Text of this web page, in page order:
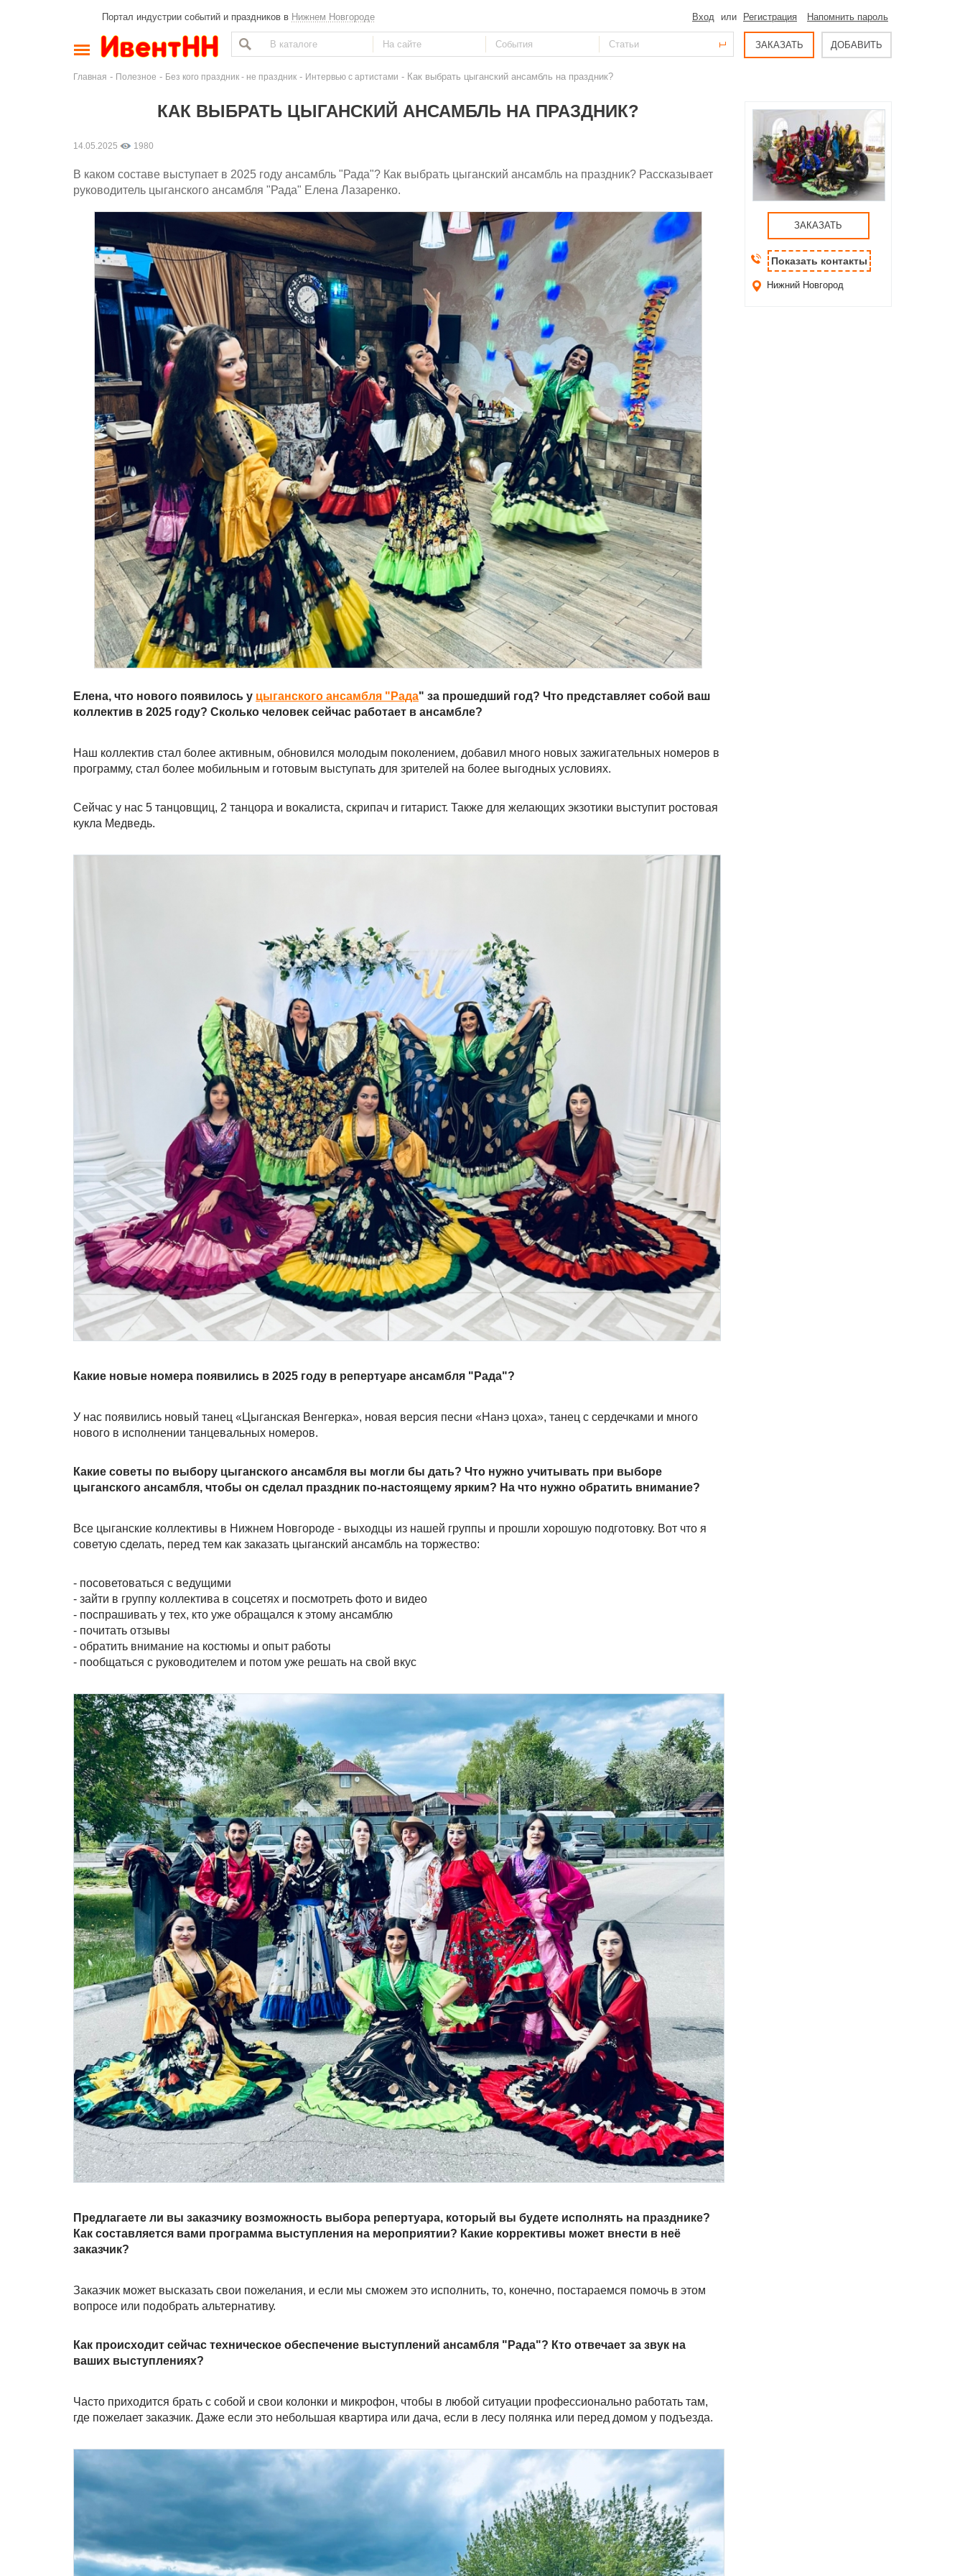
Портал индустрии событий и праздников в Нижнем Новгороде Вход или Регистрация Напомнить пароль
ЗАКАЗАТЬ ДОБАВИТЬ
Главная - Полезное - Без кого праздник - не праздник - Интервью с артистами - Как выбрать цыганский ансамбль на праздник?
КАК ВЫБРАТЬ ЦЫГАНСКИЙ АНСАМБЛЬ НА ПРАЗДНИК?
14.05.2025 1980
В каком составе выступает в 2025 году ансамбль "Рада"? Как выбрать цыганский ансамбль на праздник? Рассказывает
руководитель цыганского ансамбля "Рада" Елена Лазаренко.
Елена, что нового появилось у цыганского ансамбля "Рада" за прошедший год? Что представляет собой ваш
коллектив в 2025 году? Сколько человек сейчас работает в ансамбле?
Наш коллектив стал более активным, обновился молодым поколением, добавил много новых зажигательных номеров в
программу, стал более мобильным и готовым выступать для зрителей на более выгодных условиях.
Сейчас у нас 5 танцовщиц, 2 танцора и вокалиста, скрипач и гитарист. Также для желающих экзотики выступит ростовая
кукла Медведь.
Какие новые номера появились в 2025 году в репертуаре ансамбля "Рада"?
У нас появились новый танец «Цыганская Венгерка», новая версия песни «Нанэ цоха», танец с сердечками и много
нового в исполнении танцевальных номеров.
Какие советы по выбору цыганского ансамбля вы могли бы дать? Что нужно учитывать при выборе
цыганского ансамбля, чтобы он сделал праздник по-настоящему ярким? На что нужно обратить внимание?
Все цыганские коллективы в Нижнем Новгороде - выходцы из нашей группы и прошли хорошую подготовку. Вот что я
советую сделать, перед тем как заказать цыганский ансамбль на торжество:
- посоветоваться с ведущими
- зайти в группу коллектива в соцсетях и посмотреть фото и видео
- поспрашивать у тех, кто уже обращался к этому ансамблю
- почитать отзывы
- обратить внимание на костюмы и опыт работы
- пообщаться с руководителем и потом уже решать на свой вкус
Предлагаете ли вы заказчику возможность выбора репертуара, который вы будете исполнять на празднике?
Как составляется вами программа выступления на мероприятии? Какие коррективы может внести в неё
заказчик?
Заказчик может высказать свои пожелания, и если мы сможем это исполнить, то, конечно, постараемся помочь в этом
вопросе или подобрать альтернативу.
Как происходит сейчас техническое обеспечение выступлений ансамбля "Рада"? Кто отвечает за звук на
ваших выступлениях?
Часто приходится брать с собой и свои колонки и микрофон, чтобы в любой ситуации профессионально работать там,
где пожелает заказчик. Даже если это небольшая квартира или дача, если в лесу полянка или перед домом у подъезда.
ЗАКАЗАТЬ
Показать контакты
Нижний Новгород